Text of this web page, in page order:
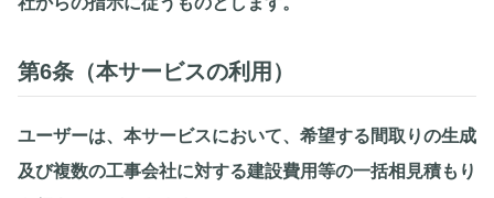
第6条（本サービスの利用）
ユーザーは、本サービスにおいて、希望する間取りの生成
及び複数の工事会社に対する建設費用等の一括相見積もり